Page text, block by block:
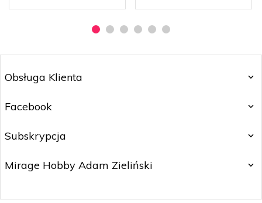
Obsługa Klienta
Facebook
Subskrypcja
Mirage Hobby Adam Zieliński